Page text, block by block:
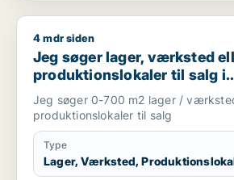
Jeg søger lager, værksted eller
4 mdr siden
Jeg søger lager, værksted
produktionslokaler til salg i
Storkøbenhavn
Jeg søger 0-700 m2 lager /
produktionslokaler til salg
Type
Lager, Værksted,